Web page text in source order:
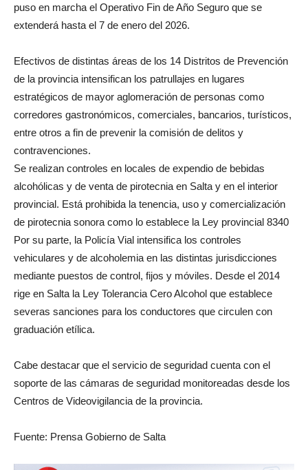
puso en marcha el Operativo Fin de Año Seguro que se
extenderá hasta el 7 de enero del 2026.
Efectivos de distintas áreas de los 14 Distritos de Prevención
de la provincia intensifican los patrullajes en lugares
estratégicos de mayor aglomeración de personas como
corredores gastronómicos, comerciales, bancarios, turísticos,
entre otros a fin de prevenir la comisión de delitos y
contravenciones.
Se realizan controles en locales de expendio de bebidas
alcohólicas y de venta de pirotecnia en Salta y en el interior
provincial. Está prohibida la tenencia, uso y comercialización
de pirotecnia sonora como lo establece la Ley provincial 8340
Por su parte, la Policía Vial intensifica los controles
vehiculares y de alcoholemia en las distintas jurisdicciones
mediante puestos de control, fijos y móviles. Desde el 2014
rige en Salta la Ley Tolerancia Cero Alcohol que establece
severas sanciones para los conductores que circulen con
graduación etílica.
Cabe destacar que el servicio de seguridad cuenta con el
soporte de las cámaras de seguridad monitoreadas desde los
Centros de Videovigilancia de la provincia.
Fuente: Prensa Gobierno de Salta